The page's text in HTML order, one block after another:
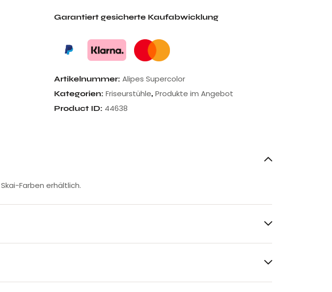
Garantiert gesicherte Kaufabwicklung
Artikelnummer: Alipes Supercolor
Kategorien: Friseurstühle, Produkte im Angebot
Product ID: 44638
Farben erhältlich.